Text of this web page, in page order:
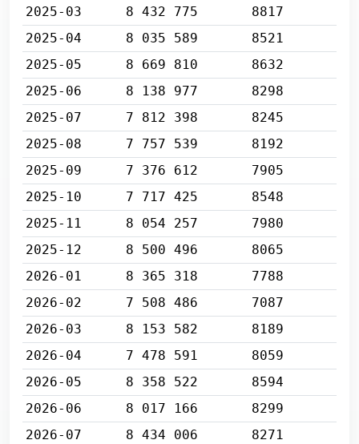
2025-03
8 432 775
8817
2025-04
8 035 589
8521
2025-05
8 669 810
8632
2025-06
8 138 977
8298
2025-07
7 812 398
8245
2025-08
7 757 539
8192
2025-09
7 376 612
7905
2025-10
7 717 425
8548
2025-11
8 054 257
7980
2025-12
8 500 496
8065
2026-01
8 365 318
7788
2026-02
7 508 486
7087
2026-03
8 153 582
8189
2026-04
7 478 591
8059
2026-05
8 358 522
8594
2026-06
8 017 166
8299
2026-07
8 434 006 8271